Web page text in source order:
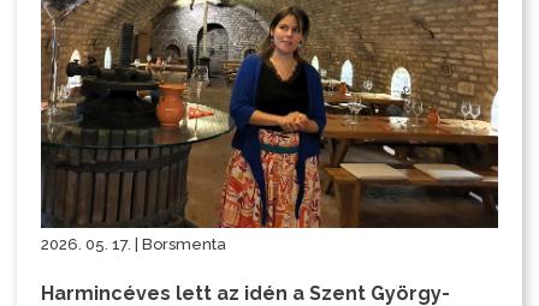
2026. 05. 17. | Borsmenta
Harmincéves lett az idén a Szent György-